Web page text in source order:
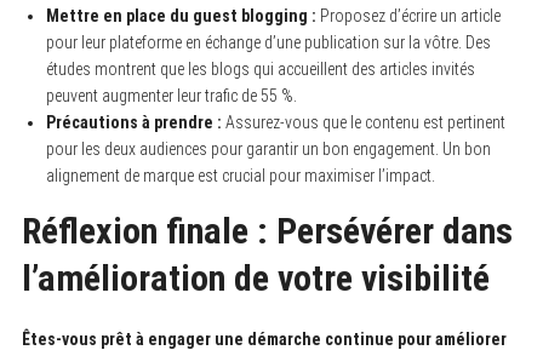
Mettre en place du guest blogging : Proposez d’écrire un article
pour leur plateforme en échange d’une publication sur la vôtre. Des
études montrent que les blogs qui accueillent des articles invités
peuvent augmenter leur trafic de 55 %.
Précautions à prendre : Assurez-vous que le contenu est pertinent
pour les deux audiences pour garantir un bon engagement. Un bon
alignement de marque est crucial pour maximiser l’impact.
Réflexion finale : Persévérer dans
l’amélioration de votre visibilité
Êtes-vous prêt à engager une démarche continue pour améliorer